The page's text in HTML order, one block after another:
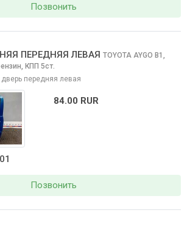
Позвонить
ПЕРЕДНЯЯ ЛЕВАЯ TOYOTA AYGO B1,
КПП 5ст.
дверь передняя левая
84.00 RUR
Позвонить